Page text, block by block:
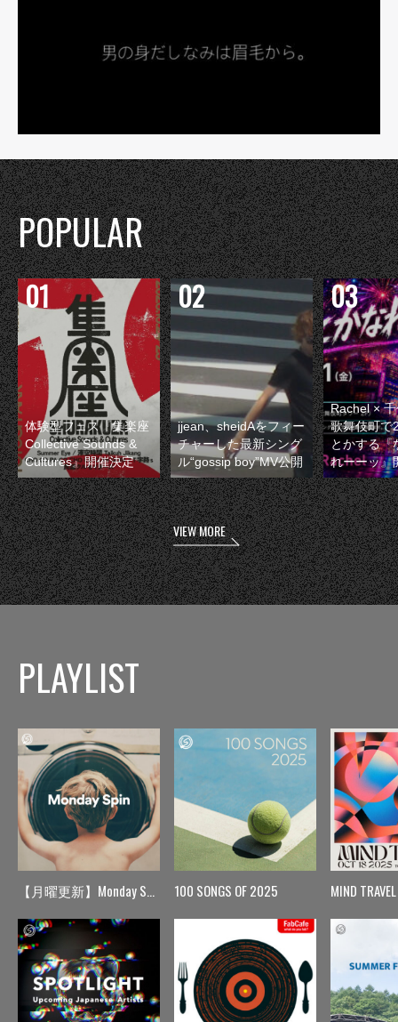
POPULAR
体験型フェス『集楽座
Collective Sounds &
Cultures』開催決定
jjean、sheidAをフィー
チャーした最新シング
ル“gossip boy”MV公開
Rachel ×
歌舞伎町で
とかする『
れーーッ』
VIEW MORE
PLAYLIST
【月曜更新】Monday Spin 100 SONGS OF 2025 MIND TRAVEL